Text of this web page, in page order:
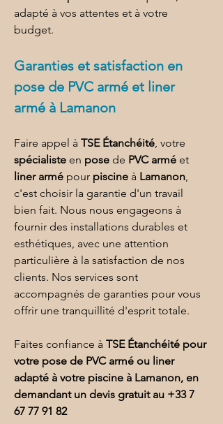
adapté à vos attentes et à votre
budget.
Garanties et satisfaction en
pose de PVC armé et liner
armé à Lamanon
Faire appel à TSE Étanchéité, votre
spécialiste en pose de PVC armé et
liner armé pour piscine à Lamanon,
c'est choisir la garantie d'un travail
bien fait. Nous nous engageons à
fournir des installations durables et
esthétiques, avec une attention
particulière à la satisfaction de nos
clients. Nos services sont
accompagnés de garanties pour vous
offrir une tranquillité d'esprit totale.
Faites confiance à TSE Étanchéité pour
votre pose de PVC armé ou liner
adapté à votre piscine à Lamanon, en
demandant un devis gratuit au +33 7
67 77 91 82